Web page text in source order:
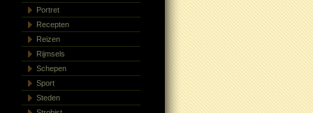
Portret
Recepten
Reizen
Rijmsels
Schepen
Sport
Steden